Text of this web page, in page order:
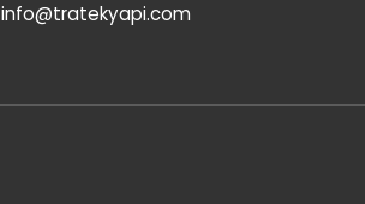
info@tratekyapi.com